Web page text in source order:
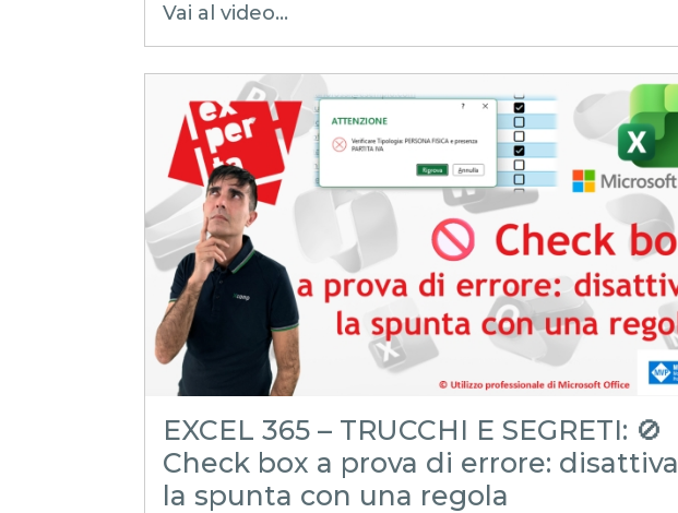
excel tutorial ita
excel tricks
excel tips
excel trucchi
excel segreti
emmanuele vietti
excel facile
excel magico
excel tutorial italiano
microsoft 365
excel 365
trova l'inghippo
inghippo
enigma
protezione del foglio
colonne nascoste
Vai al video...
EXCEL 365 – TRUCCHI E SEGRETI: 🚫
Check box a prova di errore: disattiva
la spunta con una regola